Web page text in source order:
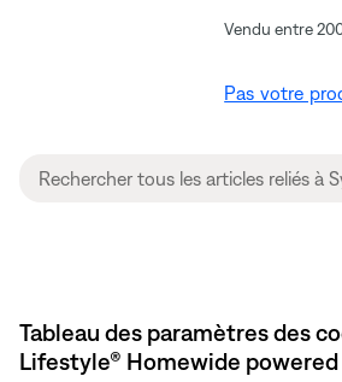
Vendu entre
Pas votre
Tableau des paramètres des
Lifestyle® Homewide